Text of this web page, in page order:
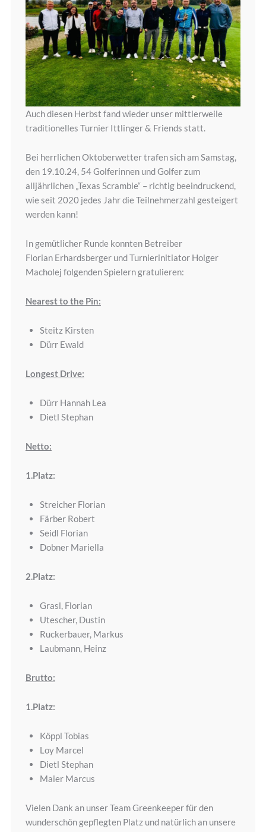
Auch diesen Herbst fand wieder unser mittlerweile
traditionelles Turnier Ittlinger & Friends statt.
Bei herrlichen Oktoberwetter trafen sich am Samstag,
den 19.10.24, 54 Golferinnen und Golfer zum
alljährlichen „Texas Scramble“ – richtig beeindruckend,
wie seit 2020 jedes Jahr die Teilnehmerzahl gesteigert
werden kann!
In gemütlicher Runde konnten Betreiber
Florian Erhardsberger und Turnierinitiator Holger
Macholej folgenden Spielern gratulieren:
Nearest to the Pin:
Steitz Kirsten
Dürr Ewald
Longest Drive:
Dürr Hannah Lea
Dietl Stephan
Netto:
1.Platz:
Streicher Florian
Färber Robert
Seidl Florian
Dobner Mariella
2.Platz:
Grasl, Florian
Utescher, Dustin
Ruckerbauer, Markus
Laubmann, Heinz
Brutto:
1.Platz:
Köppl Tobias
Loy Marcel
Dietl Stephan
Maier Marcus
Vielen Dank an unser Team Greenkeeper für den
wunderschön gepflegten Platz und natürlich an unsere